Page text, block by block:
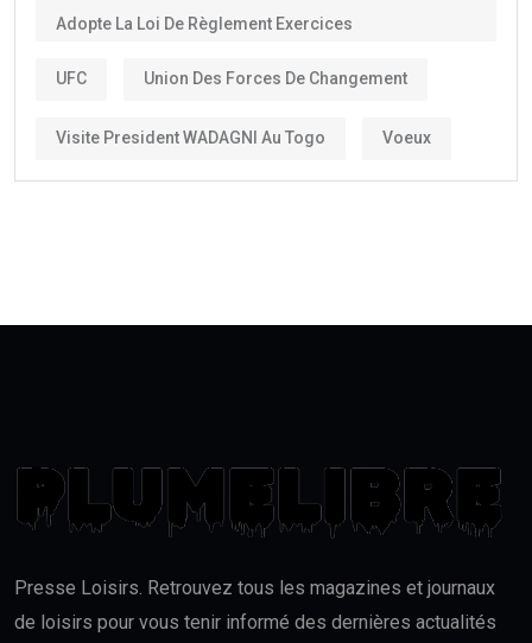
Adopte La Loi De Règlement Exercices
UFC Union Des Forces De Changement
Visite President WADAGNI Au Togo Voeux
Presse Loisirs. Retrouvez tous les magazines et journaux
de loisirs pour vous tenir informé des dernières actualités